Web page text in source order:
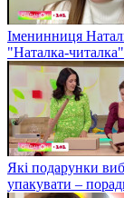
Іменинниця
"Наталка-
Які подарунки
упакувати –